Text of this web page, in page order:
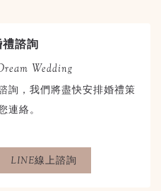
諮詢
Wedding
詢，我們將盡快安排婚禮策
連絡。
LINE線上諮詢